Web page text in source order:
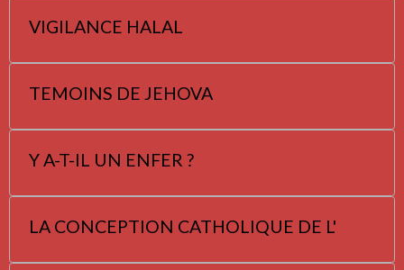
VIGILANCE HALAL
TEMOINS DE JEHOVA
Y A-T-IL UN ENFER ?
LA CONCEPTION CATHOLIQUE DE L'